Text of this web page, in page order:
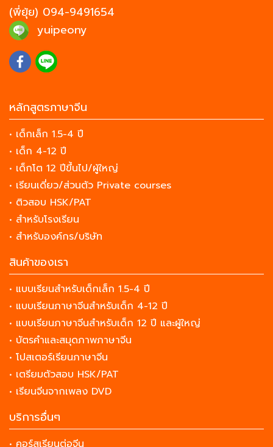
(พี่ยุ้ย) 094-9491654
yuipeony
หลักสูตรภาษาจีน
• เด็กเล็ก 1.5-4 ปี
• เด็ก 4-12 ปี
• เด็กโต 12 ปีขึ้นไป/ผู้ใหญ่
• เรียนเดี่ยว/ส่วนตัว Private courses
• ติวสอบ HSK/PAT
• สำหรับโรงเรียน
• สำหรับองค์กร/บริษัท
สินค้าของเรา
• แบบเรียนสำหรับเด็กเล็ก 1.5-4 ปี
• แบบเรียนภาษาจีนสำหรับเด็ก 4-12 ปี
• แบบเรียนภาษาจีนสำหรับเด็ก 12 ปี และผู้ใหญ่
• บัตรคำและสมุดภาพภาษาจีน
• โปสเตอร์เรียนภาษาจีน
• เตรียมตัวสอบ HSK/PAT
• เรียนจีนจากเพลง DVD
บริการอื่นๆ
• คอร์สเรียนต่อจีน